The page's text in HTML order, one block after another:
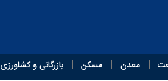
معدن مسکن بازرگانی و کشاورزی